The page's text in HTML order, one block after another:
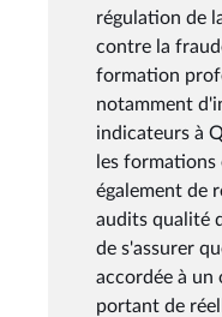
régulation de
contre la
formation
notamment
indicateurs à
les formations
également de
audits qualité
de s'assurer
accordée à un
portant de